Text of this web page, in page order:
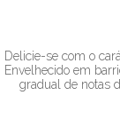
Delicie-se com o
Envelhecido em
gradual de notas